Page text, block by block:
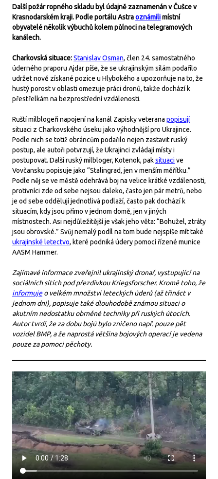
Další požár ropného skladu byl údajně zaznamenán v Čušce v
Krasnodarském kraji. Podle portálu Astraoznámilimístní
obyvatelé několik výbuchů kolem půlnoci na telegramových
kanálech.
Charkovská situace:Stanislav Osman, člen 24. samostatného
úderného praporu Ajdar píše, že se ukrajinským silám podařilo
udržet nově získané pozice u Hlybokého a upozorňuje na to, že
hustý porost v oblasti omezuje práci dronů, takže dochází k
přestřelkám na bezprostřední vzdálenosti.
Ruští milblogeři napojení na kanál Zapisky veterana popisují
situaci z Charkovského úseku jako výhodnější pro Ukrajince.
Podle nich se totiž obráncům podařilo nejen zastavit ruský
postup, ale autoři potvrzují, že Ukrajinci zvládají místy i
postupovat. Další ruský milbloger, Kotenok, paksituacive
Vovčansku popisuje jako “Stalingrad, jen v menším měřítku.”
Podle něj se ve městě odehrává boj na velice krátké vzdálenosti,
protivníci zde od sebe nejsou daleko, často jen pár metrů, nebo
je od sebe oddělují jednotlivá podlaží, často pak dochází k
situacím, kdy jsou přímo v jednom domě, jen v jiných
místnostech. Asi nejdůležitější je však jeho věta: “Bohužel, ztráty
jsou obrovské.” Svůj nemalý podíl na tom bude nejspíše mít také
ukrajinské letectvo, které podniká údery pomocí řízené munice
AASM Hammer.
Zajímavé informace zveřejnil ukrajinský dronař, vystupující na
sociálních sítích pod přezdívkou Kriegsforscher. Kromě toho, že
informujeo velkém množství leteckých úderů (až třináct v
jednom dni), popisuje také dlouhodobě známou situaci o
akutním nedostatku obrněné techniky při ruských útocích.
Autor tvrdí, že za dobu bojů bylo zničeno např. pouze pět
vozidel BMP, a že naprostá většina bojových operací je vedena
pouze za pomoci pěchoty.